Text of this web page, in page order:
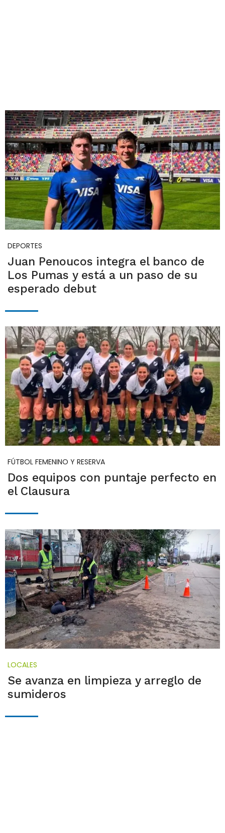
DEPORTES
Juan Penoucos integra el banco de
Los Pumas y está a un paso de su
esperado debut
FÚTBOL FEMENINO Y RESERVA
Dos equipos con puntaje perfecto en
el Clausura
LOCALES
Se avanza en limpieza y arreglo de
sumideros